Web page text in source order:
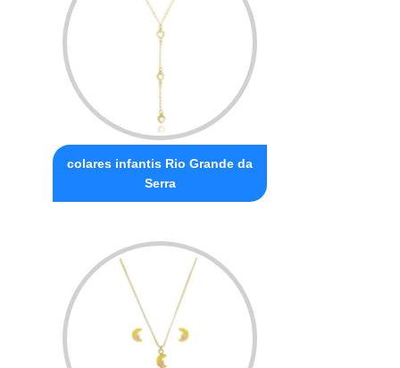
colares infantis Rio Grande da
Serra